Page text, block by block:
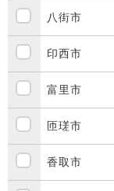
八街市
印西市
富里市
匝瑳市
香取市